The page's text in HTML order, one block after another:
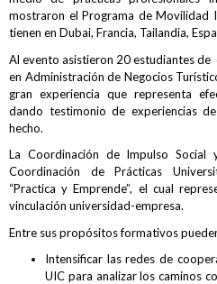
mostraron el Programa de Movilidad
tienen en Dubai, Francia, Tailandia,
Al evento asistieron 20 estudiantes de
en Administración de Negocios
gran experiencia que representa
dando testimonio de experiencias
hecho.
La Coordinación de Impulso
Coordinación de Prácticas
“Practica y Emprende”, el cual
vinculación universidad-empresa.
Entre sus propósitos formativos
Intensificar las redes de
UIC para analizar los caminos